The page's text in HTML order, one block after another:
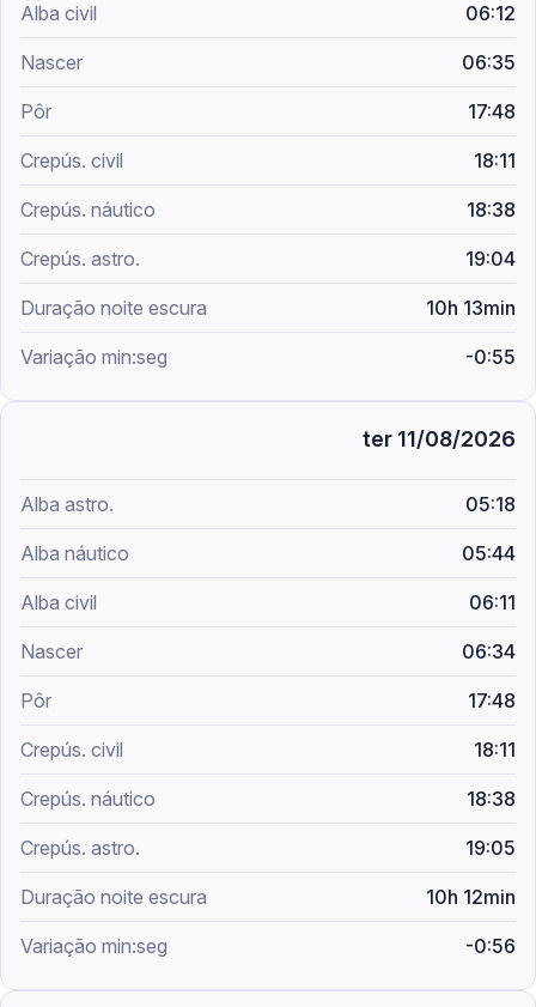
06:12
06:35
17:48
18:11
18:38
19:04
10h 13min
-0:55
ter 11/08/2026
05:18
05:44
06:11
06:34
17:48
18:11
18:38
19:05
10h 12min
-0:56